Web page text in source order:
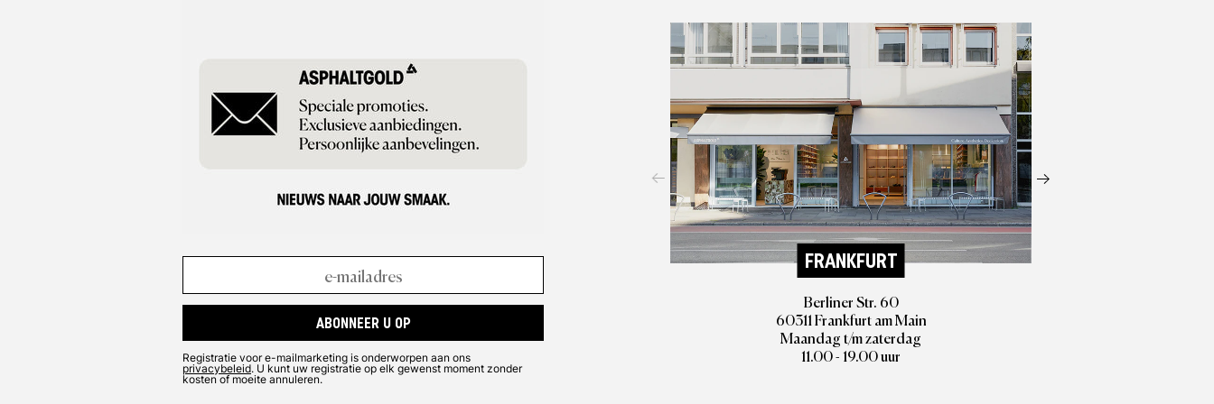
voor de perfecte vintage smaak zorgt. Fantasierijke updates op het bovenwerk zijn
het handelsmerk geworden van Vans
, zodat er naast de klassiekers altijd
verrassende specials aan de start staan.
ABONNEER U OP
Registratie voor e-mailmarketing is onderworpen aan ons
privacybeleid. U kunt uw registratie op elk gewenst moment zonder
kosten of moeite annuleren.
FRANKFURT
Berliner Str. 60
60311 Frankfurt am Main
Maandag t/m zaterdag
11.00 - 19.00 uur